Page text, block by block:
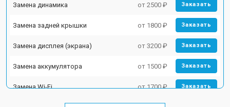
Замена динамика от 2500 ₽ Заказать
Замена задней крышки от 1800 ₽ Заказать
Замена дисплея (экрана) от 3200 ₽ Заказать
Замена аккумулятора от 1500 ₽ Заказать
Замена Wi-Fi от 1700 ₽ Заказать